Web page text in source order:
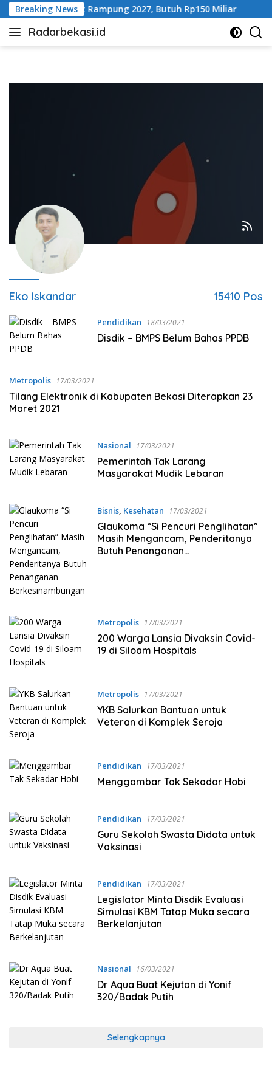
Langsung
ke
konten
Breaking News
Ditarget Rampung 2027, Butuh Rp150 Miliar
Radarbekasi.id
Berita
Eko Iskandar 15410 Pos
Pendidikan 18/03/2021
Disdik – BMPS Belum Bahas PPDB
Metropolis 17/03/2021
Tilang Elektronik di Kabupaten Bekasi Diterapkan 23
Maret 2021
Nasional 17/03/2021
Pemerintah Tak Larang
Masyarakat Mudik Lebaran
Bisnis, Kesehatan 17/03/2021
Glaukoma “Si Pencuri Penglihatan”
Masih Mengancam, Penderitanya
Butuh Penanganan
Metropolis 17/03/2021
200 Warga Lansia Divaksin Covid-
19 di Siloam Hospitals
Metropolis 17/03/2021
YKB Salurkan Bantuan untuk
Veteran di Komplek Seroja⁣
Pendidikan 17/03/2021
Pendidikan 17/03/2021
Guru Sekolah Swasta Didata untuk
Vaksinasi
Pendidikan 17/03/2021
Legislator Minta Disdik Evaluasi
Simulasi KBM Tatap Muka secara
Berkelanjutan
Nasional 16/03/2021
Dr Aqua Buat Kejutan di Yonif
320/Badak Putih
Selengkapnya